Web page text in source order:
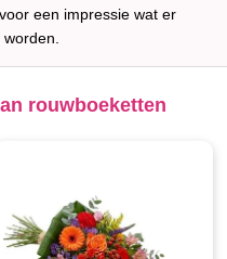
een impressie wat er
rouwboeketten